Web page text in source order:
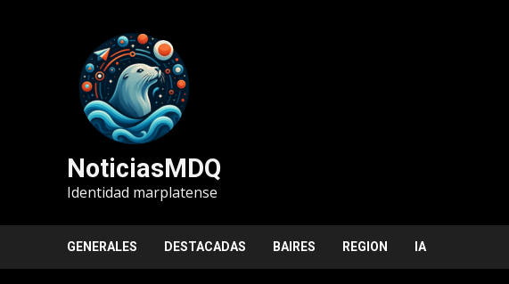
NoticiasMDQ
Identidad marplatense
GENERALES DESTACADAS BAIRES REGION IA